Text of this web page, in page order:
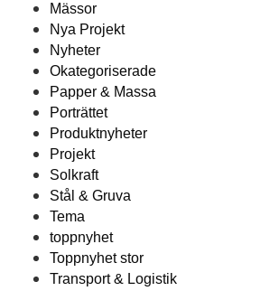
Mässor
Nya Projekt
Nyheter
Okategoriserade
Papper & Massa
Porträttet
Produktnyheter
Projekt
Solkraft
Stål & Gruva
Tema
toppnyhet
Toppnyhet stor
Transport & Logistik